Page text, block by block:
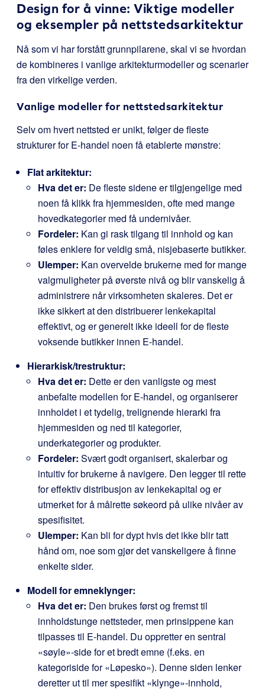
Design for å vinne: Viktige modeller
og eksempler på nettstedsarkitektur
Nå som vi har forstått grunnpilarene, skal vi se hvordan
de kombineres i vanlige arkitekturmodeller og scenarier
fra den virkelige verden.
Vanlige modeller for nettstedsarkitektur
Selv om hvert nettsted er unikt, følger de fleste
strukturer for E-handel noen få etablerte mønstre:
Flat arkitektur:
Hva det er: De fleste sidene er tilgjengelige med
noen få klikk fra hjemmesiden, ofte med mange
hovedkategorier med få undernivåer.
Fordeler: Kan gi rask tilgang til innhold og kan
føles enklere for veldig små, nisjebaserte butikker.
Ulemper: Kan overvelde brukerne med for mange
valgmuligheter på øverste nivå og blir vanskelig å
administrere når virksomheten skaleres. Det er
ikke sikkert at den distribuerer lenkekapital
effektivt, og er generelt ikke ideell for de fleste
voksende butikker innen E-handel.
Hierarkisk/trestruktur:
Hva det er: Dette er den vanligste og mest
anbefalte modellen for E-handel, og organiserer
innholdet i et tydelig, trelignende hierarki fra
hjemmesiden og ned til kategorier,
underkategorier og produkter.
Fordeler: Svært godt organisert, skalerbar og
intuitiv for brukerne å navigere. Den legger til rette
for effektiv distribusjon av lenkekapital og er
utmerket for å målrette søkeord på ulike nivåer av
spesifisitet.
Ulemper: Kan bli for dypt hvis det ikke blir tatt
hånd om, noe som gjør det vanskeligere å finne
enkelte sider.
Modell for emneklynger:
Hva det er: Den brukes først og fremst til
innholdstunge nettsteder, men prinsippene kan
tilpasses til E-handel. Du oppretter en sentral
«søyle»-side for et bredt emne (f.eks. en
kategoriside for «Løpesko»). Denne siden lenker
deretter ut til mer spesifikt «klynge»-innhold,